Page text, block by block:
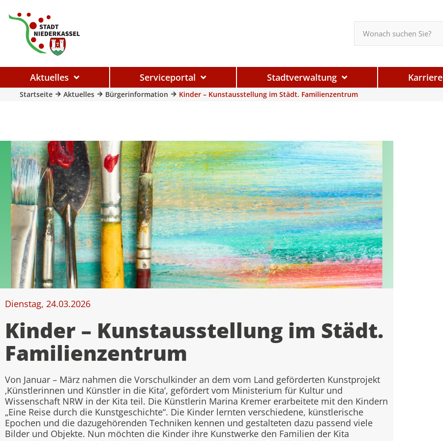
Aktuelles Serviceportal Stadtverwaltung Karriere
Startseite Aktuelles Bürgerinformation Kinder – Kunstausstellung im Städt. Familienzentrum
Dienstag, 24.03.2026
Kinder – Kunstausstellung im Städt.
Familienzentrum
Von Januar – März nahmen die Vorschulkinder an dem vom Land geförderten Kunstprojekt
‚Künstlerinnen und Künstler in die Kita‘, gefördert vom Ministerium für Kultur und
Wissenschaft NRW in der Kita teil. Die Künstlerin Marina Kremer erarbeitete mit den Kindern
„Eine Reise durch die Kunstgeschichte“. Die Kinder lernten verschiedene, künstlerische
Epochen und die dazugehörenden Techniken kennen und gestalteten dazu passend viele
Bilder und Objekte. Nun möchten die Kinder ihre Kunstwerke den Familien der Kita